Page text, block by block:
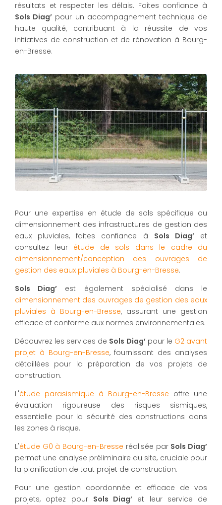
résultats et respecter les délais. Faites confiance à
Sols Diag’ pour un accompagnement technique de
haute qualité, contribuant à la réussite de vos
initiatives de construction et de rénovation à Bourg-
en-Bresse.
Pour une expertise en étude de sols spécifique au
dimensionnement des infrastructures de gestion des
eaux pluviales, faites confiance à Sols Diag’et
consultez leur étude de sols dans le cadre du
dimensionnement/conception des ouvrages de
gestion des eaux pluviales à Bourg-en-Bresse.
Sols Diag’ est également spécialisé dans le
dimensionnement des ouvrages de gestion des eaux
pluviales à Bourg-en-Bresse, assurant une gestion
efficace et conforme aux normes environnementales.
Découvrez les services de Sols Diag’pour le G2 avant
projet à Bourg-en-Bresse, fournissant des analyses
détaillées pour la préparation de vos projets de
construction.
L'étude parasismique à Bourg-en-Bresse offre une
évaluation rigoureuse des risques sismiques,
essentielle pour la sécurité des constructions dans
les zones à risque.
L'étude G0 à Bourg-en-Bresse réalisée par Sols Diag’
permet une analyse préliminaire du site, cruciale pour
la planification de tout projet de construction.
Pour une gestion coordonnée et efficace de vos
projets, optez pour Sols Diag’ et leur service de